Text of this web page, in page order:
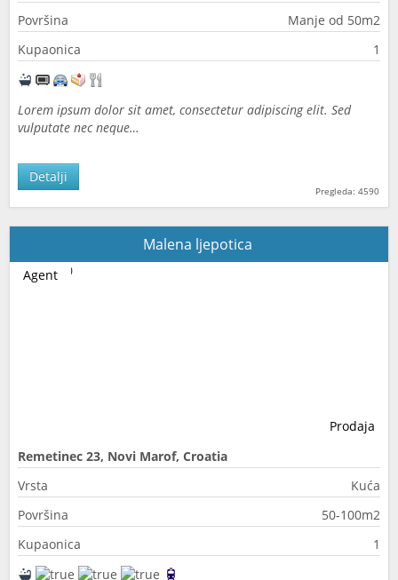
Površina
Manje od 50m2
Kupaonica
1
Lorem ipsum dolor sit amet, consectetur adipiscing elit. Sed
vulputate nec neque…
Pregleda: 4590
Detalji
Malena ljepotica
Prodaja
Agent
Remetinec 23, Novi Marof, Croatia
Vrsta
Kuća
Površina
50-100m2
Kupaonica
1